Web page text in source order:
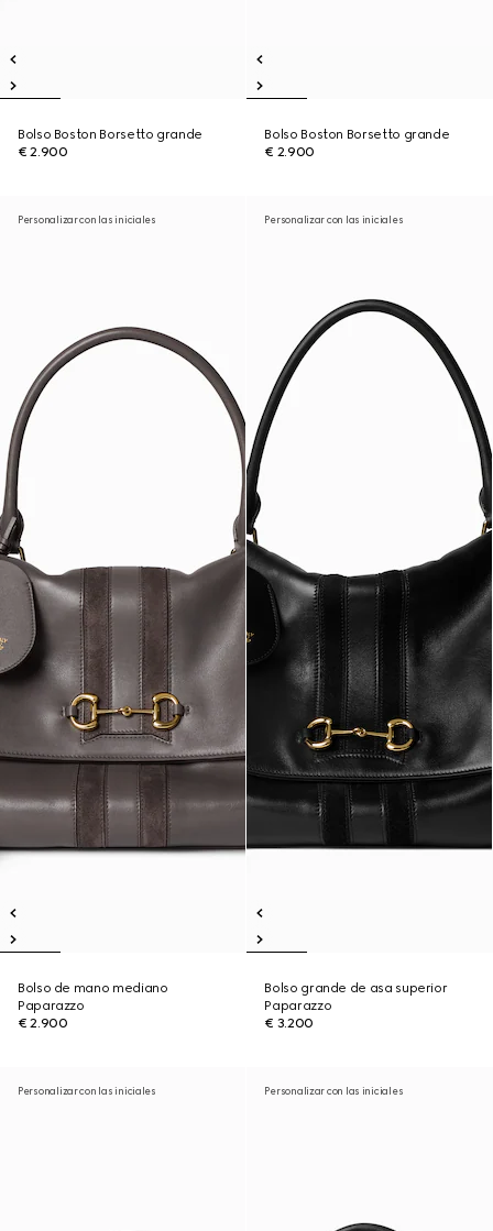
Bolso Boston Borsetto grande
€ 2.900
Bolso Boston Borsetto grande
€ 2.900
Personalizar con las iniciales
Bolso de mano mediano
Paparazzo
€ 2.900
Personalizar con las iniciales
Bolso grande de asa superior
Paparazzo
€ 3.200
Personalizar con las iniciales Personalizar con las iniciales